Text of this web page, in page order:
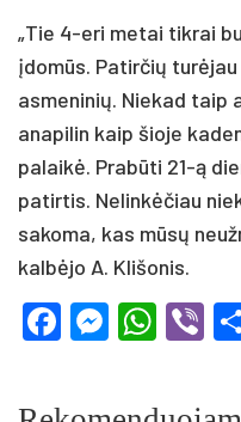
„Tie 4-eri metai tikrai
įdomūs. Patirčių
asmeninių. Niekad taip
anapilin kaip šioje
palaikė. Prabūti 21-ą
patirtis. Nelinkėčiau
sakoma, kas mūsų
kalbėjo A. Klišonis.
Facebook